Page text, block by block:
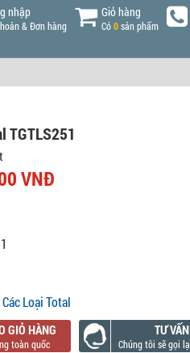
nhập
& Đơn hàng
Giỏ hàng
Có0sản phẩm
TGTLS251
VNĐ
Loại Total
GIỎ HÀNG TƯ VẤN